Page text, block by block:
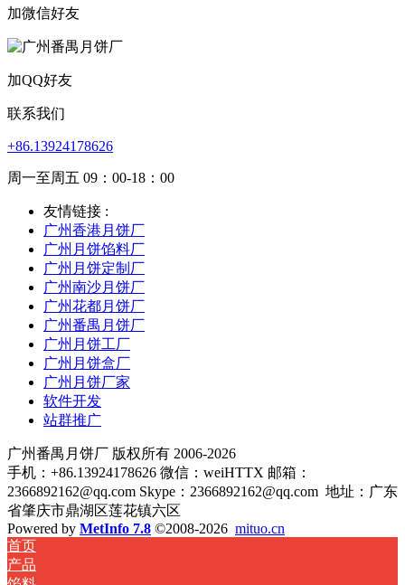
加微信好友
加QQ好友
联系我们
+86.13924178626
周一至周五 09：00-18：00
友情链接 :
广州香港月饼厂
广州月饼馅料厂
广州月饼定制厂
广州南沙月饼厂
广州花都月饼厂
广州番禺月饼厂
广州月饼工厂
广州月饼盒厂
广州月饼厂家
软件开发
站群推广
广州番禺月饼厂 版权所有 2006-2026
手机：+86.13924178626 微信：weiHTTX 邮箱：
2366892162@qq.com Skype：2366892162@qq.com 地址：广东
省肇庆市鼎湖区莲花镇六区
Powered by MetInfo 7.8 ©2008-2026 mituo.cn
首页
产品